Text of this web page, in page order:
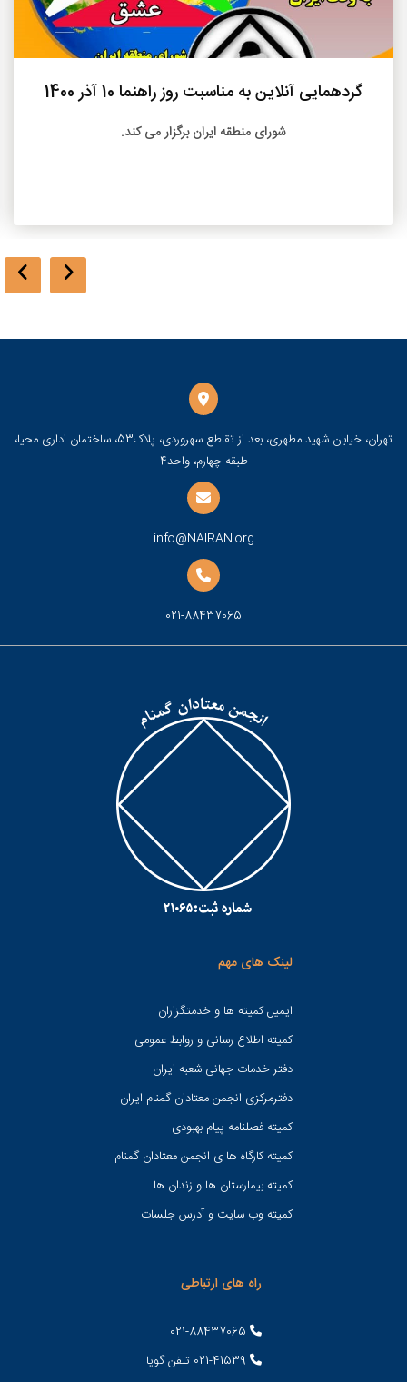
گردهمایی آنلاین به مناسبت روز راهنما 10 آذر 1400
شورای منطقه ایران برگزار می کند.
بیشتر
تهران، خیابان شهید مطهری، بعد از تقاطع سهروردی، پلاک53، ساختمان اداری محیا،
طبقه چهارم، واحد4
info@NAIRAN.org
021-88437065
لینک های مهم
ایمیل کمیته ها و خدمتگزاران
کميته اطلاع رسانی و روابط عمومی
دفتر خدمات جهانی شعبه ايران
دفترمرکزی انجمن معتادان گمنام ایران
کمیته فصلنامه پیام بهبودی
کمیته کارگاه ها ی انجمن معتادان گمنام
کمیته بیمارستان ها و زندان ها
کمیته وب سایت و آدرس جلسات
راه های ارتباطی